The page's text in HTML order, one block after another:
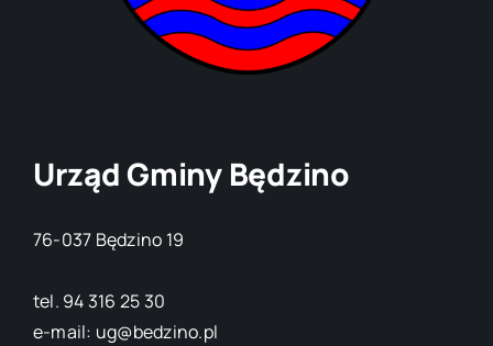
Urząd Gminy Będzino
76-037 Będzino 19
tel. 94 316 25 30
e-mail: ug@bedzino.pl